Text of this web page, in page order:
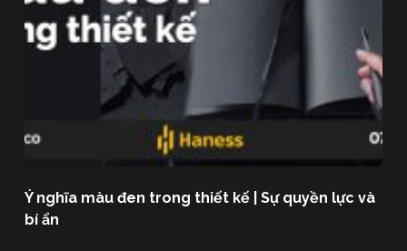
Ý nghĩa màu đen trong thiết kế | Sự quyền lực và
bí ẩn